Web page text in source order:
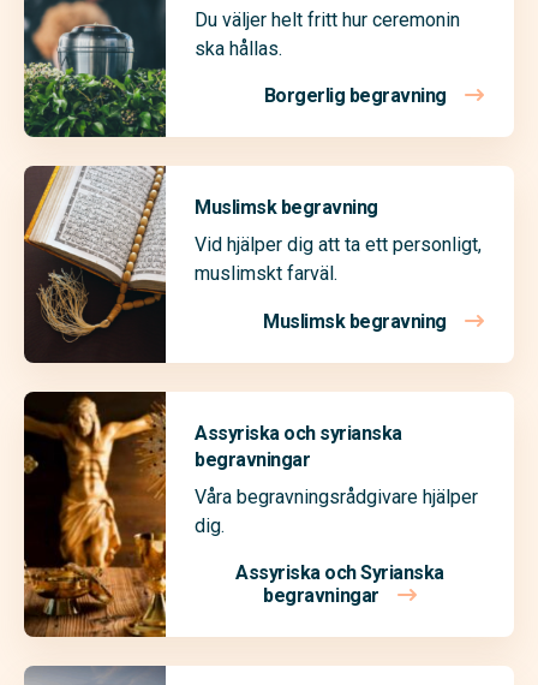
Du väljer helt fritt hur ceremonin
ska hållas.
Borgerlig begravning
Muslimsk begravning
Vid hjälper dig att ta ett personligt,
muslimskt farväl.
Muslimsk begravning
Assyriska och syrianska
begravningar
Våra begravningsrådgivare hjälper
dig.
Assyriska och Syrianska
begravningar